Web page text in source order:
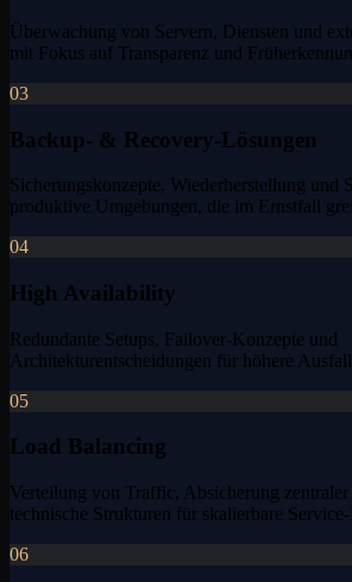
Überwachung von Servern, Diensten und
mit Fokus auf Transparenz und
03
Backup- & Recovery-Lösungen
Sicherungskonzepte, Wiederherstellung und
produktive Umgebungen, die im Ernstfall
04
High Availability
Redundante Setups, Failover-Konzepte und
Architekturentscheidungen für höhere
05
Load Balancing
Verteilung von Traffic, Absicherung
technische Strukturen für skalierbare
06